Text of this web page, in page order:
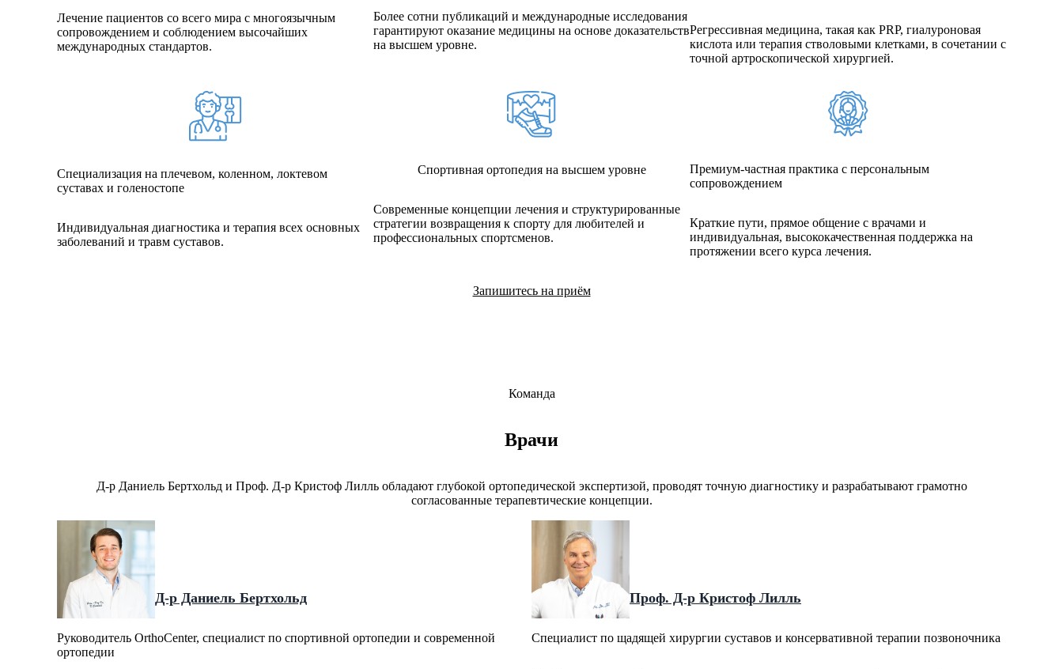
Лечение пациентов со всего мира с многоязычным
сопровождением и соблюдением высочайших
международных стандартов.
Более сотни публикаций и международные исследования
гарантируют оказание медицины на основе доказательств
на высшем уровне.
Регрессивная медицина, такая как PRP, гиалуроновая
кислота или терапия стволовыми клетками, в сочетании с
точной артроскопической хирургией.
Специализация на плечевом, коленном, локтевом
суставах и голеностопе
Индивидуальная диагностика и терапия всех основных
заболеваний и травм суставов.
Спортивная ортопедия на высшем уровне
Современные концепции лечения и структурированные
стратегии возвращения к спорту для любителей и
профессиональных спортсменов.
Премиум-частная практика с персональным
сопровождением
Краткие пути, прямое общение с врачами и
индивидуальная, высококачественная поддержка на
протяжении всего курса лечения.
Запишитесь на приём
Команда
Врачи
Д-р Даниель Бертхольд и Проф. Д-р Кристоф Лилль обладают глубокой ортопедической экспертизой, проводят точную диагностику и разрабатывают грамотно
согласованные терапевтические концепции.
Д-р Даниель Бертхольд
Руководитель OrthoCenter, специалист по спортивной ортопедии и современной
ортопедии
Проф. Д-р Кристоф Лилль
Специалист по щадящей хирургии суставов и консервативной терапии позвоночника